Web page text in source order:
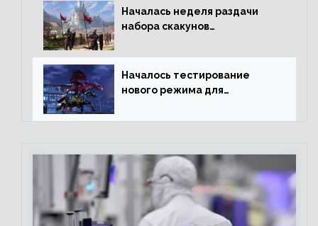
Началась неделя раздачи
набора скакунов
Началось тестирование
нового режима для
online